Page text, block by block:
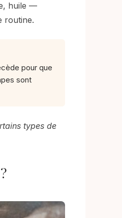
huile —
routine.
pour que
sont
types de